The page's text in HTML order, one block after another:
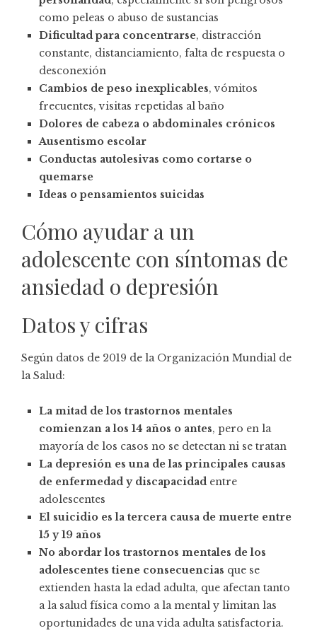
como peleas o abuso de sustancias
Dificultad para concentrarse, distracción
constante, distanciamiento, falta de respuesta o
desconexión
Cambios de peso inexplicables, vómitos
frecuentes, visitas repetidas al baño
Dolores de cabeza o abdominales crónicos
Ausentismo escolar
Conductas autolesivas como cortarse o
quemarse
Ideas o pensamientos suicidas
Cómo ayudar a un
adolescente con síntomas de
ansiedad o depresión
Datos y cifras
Según datos de 2019 de la Organización Mundial de
la Salud:
La mitad de los trastornos mentales
comienzan a los 14 años o antes, pero en la
mayoría de los casos no se detectan ni se tratan
La depresión es una de las principales causas
de enfermedad y discapacidad entre
adolescentes
El suicidio es la tercera causa de muerte entre
15 y 19 años
No abordar los trastornos mentales de los
adolescentes tiene consecuencias que se
extienden hasta la edad adulta, que afectan tanto
a la salud física como a la mental y limitan las
oportunidades de una vida adulta satisfactoria.